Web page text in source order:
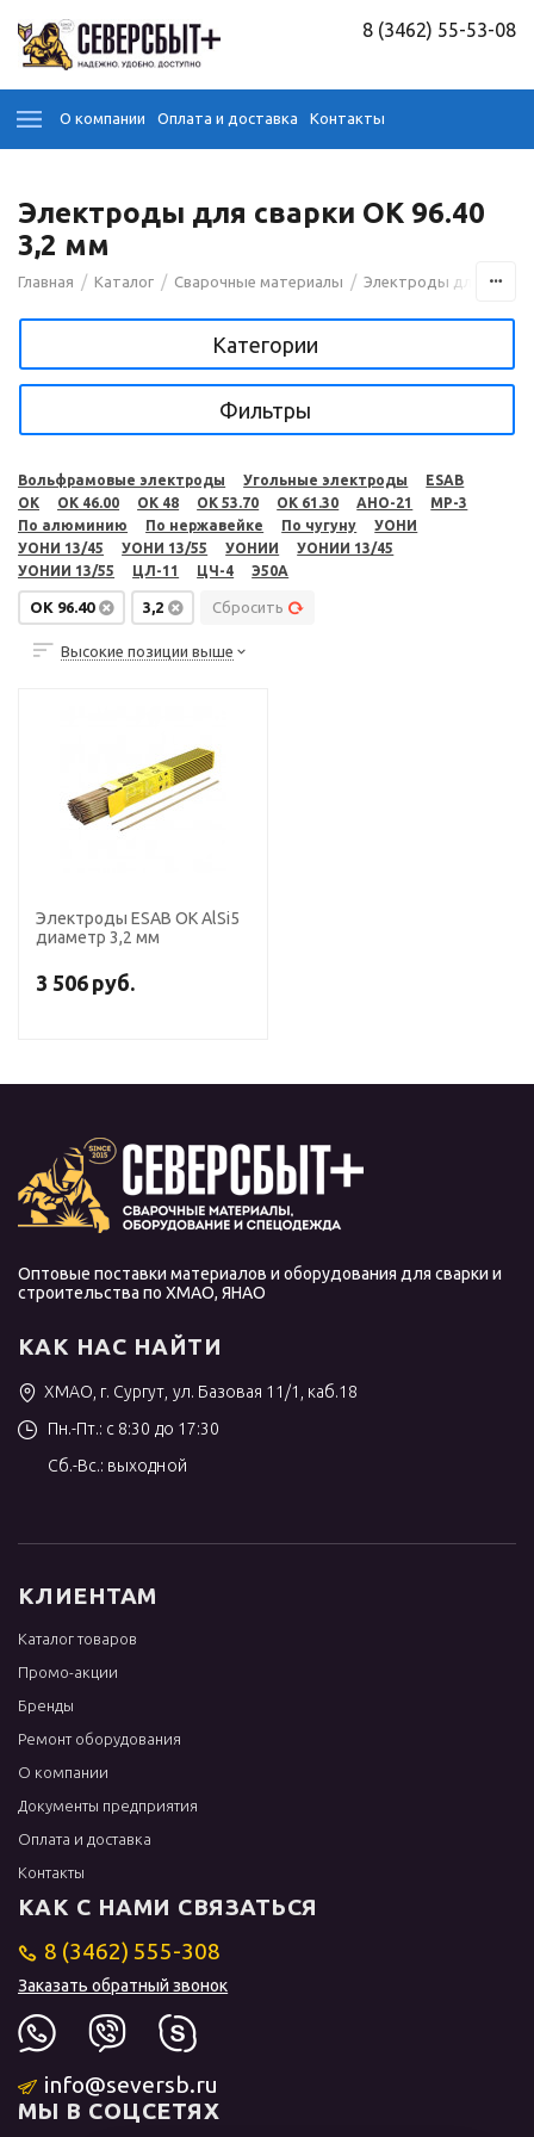
8 (3462) 55-53-08
О компании Оплата и доставка Контакты
Электроды для сварки OK 96.40
3,2 мм
Главная / Каталог / Сварочные материалы / Электроды для сварки
Категории
Фильтры
Вольфрамовые электроды Угольные электроды
ESAB
OK
OK 46.00 OK 48 OK 53.70 OK 61.30 АНО-21
МР-3
По алюминию
По нержавейке По чугуну
УОНИ
УОНИ 13/45
УОНИ 13/55 УОНИИ
УОНИИ 13/45
УОНИИ 13/55
ЦЛ-11 ЦЧ-4 Э50А
OK 96.40 3,2 Сбросить
Высокие позиции выше
Электроды ESAB ОК AlSi5
диаметр 3,2 мм
3 506 руб.
Оптовые поставки материалов и оборудования для сварки и
строительства по ХМАО, ЯНАО
КАК НАС НАЙТИ
ХМАО, г. Сургут, ул. Базовая 11/1, каб.18
Пн.-Пт.: с 8:30 до 17:30
Сб.-Вс.: выходной
КЛИЕНТАМ
Каталог товаров
Промо-акции
Бренды
Ремонт оборудования
О компании
Документы предприятия
Оплата и доставка
Контакты
КАК С НАМИ СВЯЗАТЬСЯ
8 (3462) 555-308
Заказать обратный звонок
info@seversb.ru
МЫ В СОЦСЕТЯХ